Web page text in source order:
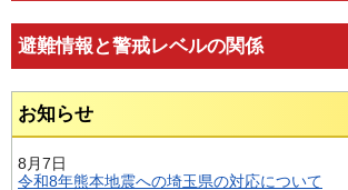
避難情報と警戒レベルの関係
お知らせ
8月7日
令和8年熊本地震への埼玉県の対応について